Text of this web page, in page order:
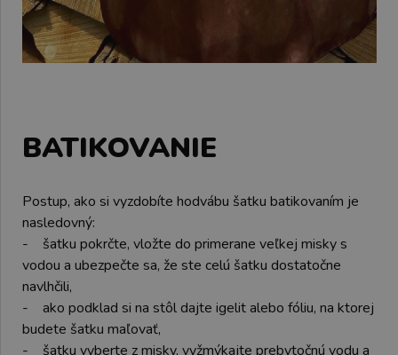
BATIKOVANIE
Postup, ako si vyzdobíte hodvábu šatku batikovaním je
nasledovný:
- šatku pokrčte, vložte do primerane veľkej misky s
vodou a ubezpečte sa, že ste celú šatku dostatočne
navlhčili,
- ako podklad si na stôl dajte igelit alebo fóliu, na ktorej
budete šatku maľovať,
- šatku vyberte z misky, vyžmýkajte prebytočnú vodu a